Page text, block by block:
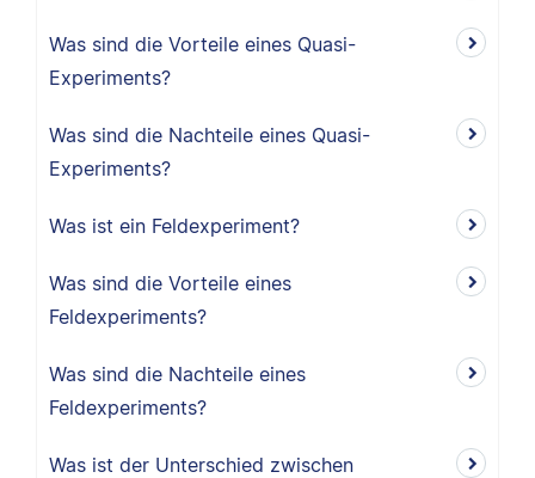
Was sind die Vorteile eines Quasi-
Experiments?
Was sind die Nachteile eines Quasi-
Experiments?
Was ist ein Feldexperiment?
Was sind die Vorteile eines
Feldexperiments?
Was sind die Nachteile eines
Feldexperiments?
Was ist der Unterschied zwischen